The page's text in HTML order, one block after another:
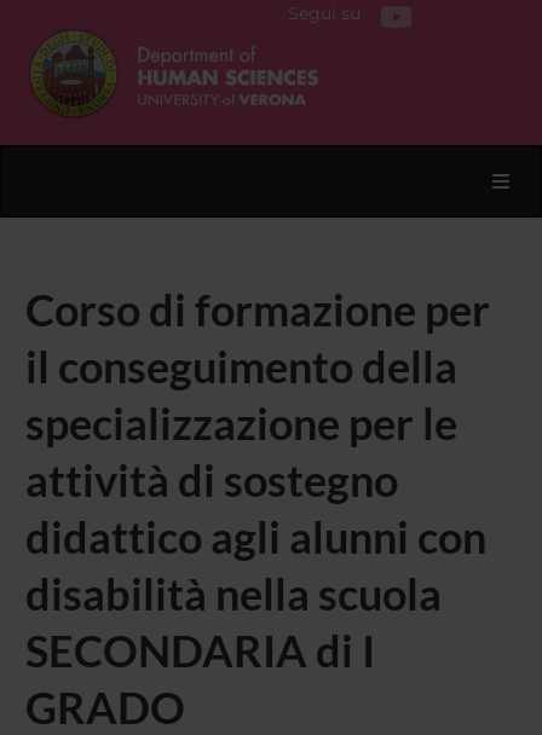
Segui su
Corso di formazione per
il conseguimento della
specializzazione per le
attività di sostegno
didattico agli alunni con
disabilità nella scuola
SECONDARIA di I
GRADO